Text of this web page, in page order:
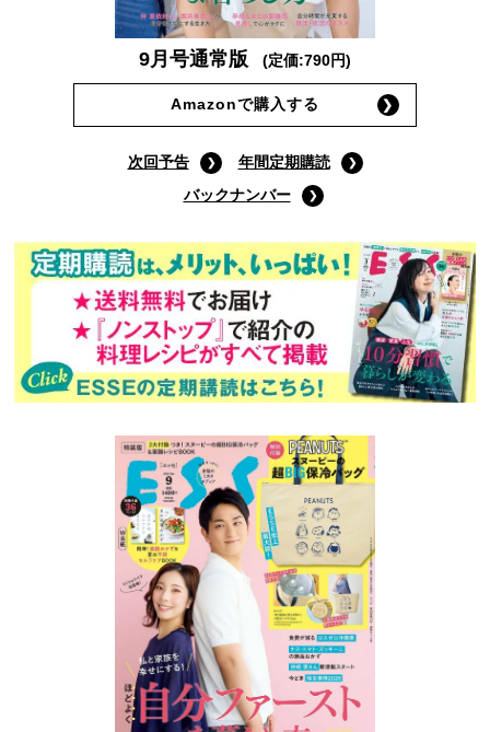
9月号通常版 (定価:790円)
Amazonで購入する
次回予告
年間定期購読
バックナンバー